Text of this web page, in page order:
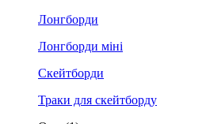
Лонгборди
Лонгборди міні
Скейтборди
Траки для скейтборду